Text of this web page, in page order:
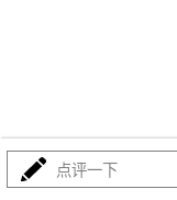
点评一下